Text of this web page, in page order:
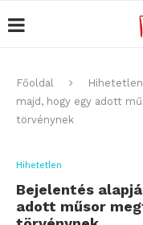
Főoldal Hihetetlen
majd, hogy egy adott
törvénynek
Hihetetlen
Bejelentés
adott műsor